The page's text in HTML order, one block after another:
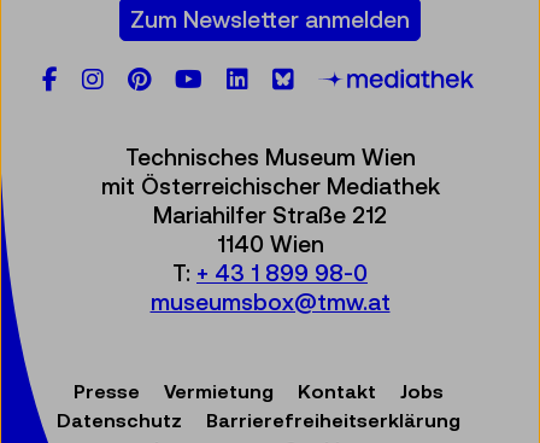
Zum Newsletter anmelden
Facebook
Instagram
Pinterest
YouTube
LinkedIn
Bluesky
Technisches Museum Wien
mit Österreichischer Mediathek
Mariahilfer Straße 212
1140 Wien
T: + 43 1 899 98-0
museumsbox@tmw.at
Presse Vermietung Kontakt
Jobs
Datenschutz
Barrierefreiheitserklärung